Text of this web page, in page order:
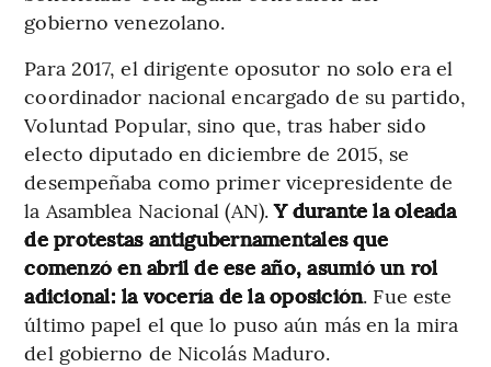
gobierno venezolano.
Para 2017, el dirigente oposutor no solo era el
coordinador nacional encargado de su partido,
Voluntad Popular, sino que, tras haber sido
electo diputado en diciembre de 2015, se
desempeñaba como primer vicepresidente de
la Asamblea Nacional (AN).Y durante la oleada
de protestas antigubernamentales que
comenzó en abril de ese año, asumió un rol
adicional: la vocería de la oposición. Fue este
último papel el que lo puso aún más en la mira
del gobierno de Nicolás Maduro.